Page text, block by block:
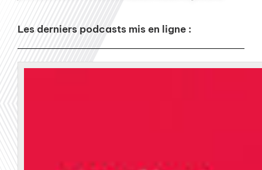
Les derniers podcasts mis en ligne :